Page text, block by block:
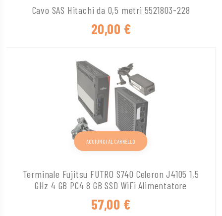
Cavo SAS Hitachi da 0,5 metri 5521803-228
20,00 €
Terminale Fujitsu FUTRO S740 Celeron J4105 1,5
GHz 4 GB PC4 8 GB SSD WiFi Alimentatore
57,00 €
AGGIUNGI AL CARRELLO